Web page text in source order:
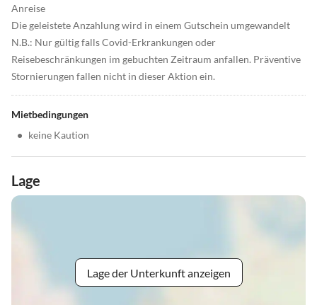
Anreise
Die geleistete Anzahlung wird in einem Gutschein umgewandelt
N.B.: Nur gültig falls Covid-Erkrankungen oder
Reisebeschränkungen im gebuchten Zeitraum anfallen. Präventive
Stornierungen fallen nicht in dieser Aktion ein.
Mietbedingungen
• keine Kaution
Lage
Lage der Unterkunft anzeigen